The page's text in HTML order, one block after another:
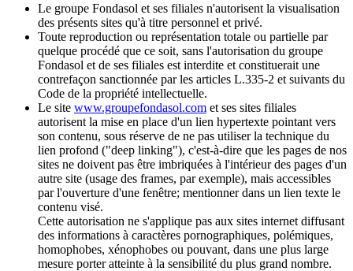
Le groupe Fondasol et ses filiales n'autorisent la visualisation
des présents sites qu'à titre personnel et privé.
Toute reproduction ou représentation totale ou partielle par
quelque procédé que ce soit, sans l'autorisation du groupe
Fondasol et de ses filiales est interdite et constituerait une
contrefaçon sanctionnée par les articles L.335-2 et suivants du
Code de la propriété intellectuelle.
Le site www.groupefondasol.com et ses sites filiales
autorisent la mise en place d'un lien hypertexte pointant vers
son contenu, sous réserve de ne pas utiliser la technique du
lien profond ("deep linking"), c'est-à-dire que les pages de nos
sites ne doivent pas être imbriquées à l'intérieur des pages d'un
autre site (usage des frames, par exemple), mais accessibles
par l'ouverture d'une fenêtre; mentionner dans un lien texte le
contenu visé.
Cette autorisation ne s'applique pas aux sites internet diffusant
des informations à caractères pornographiques, polémiques,
homophobes, xénophobes ou pouvant, dans une plus large
mesure porter atteinte à la sensibilité du plus grand nombre.